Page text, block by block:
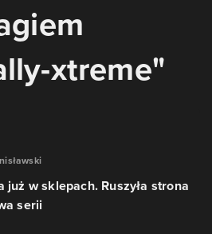
xtreme"
już w sklepach. Ruszyła strona
serii